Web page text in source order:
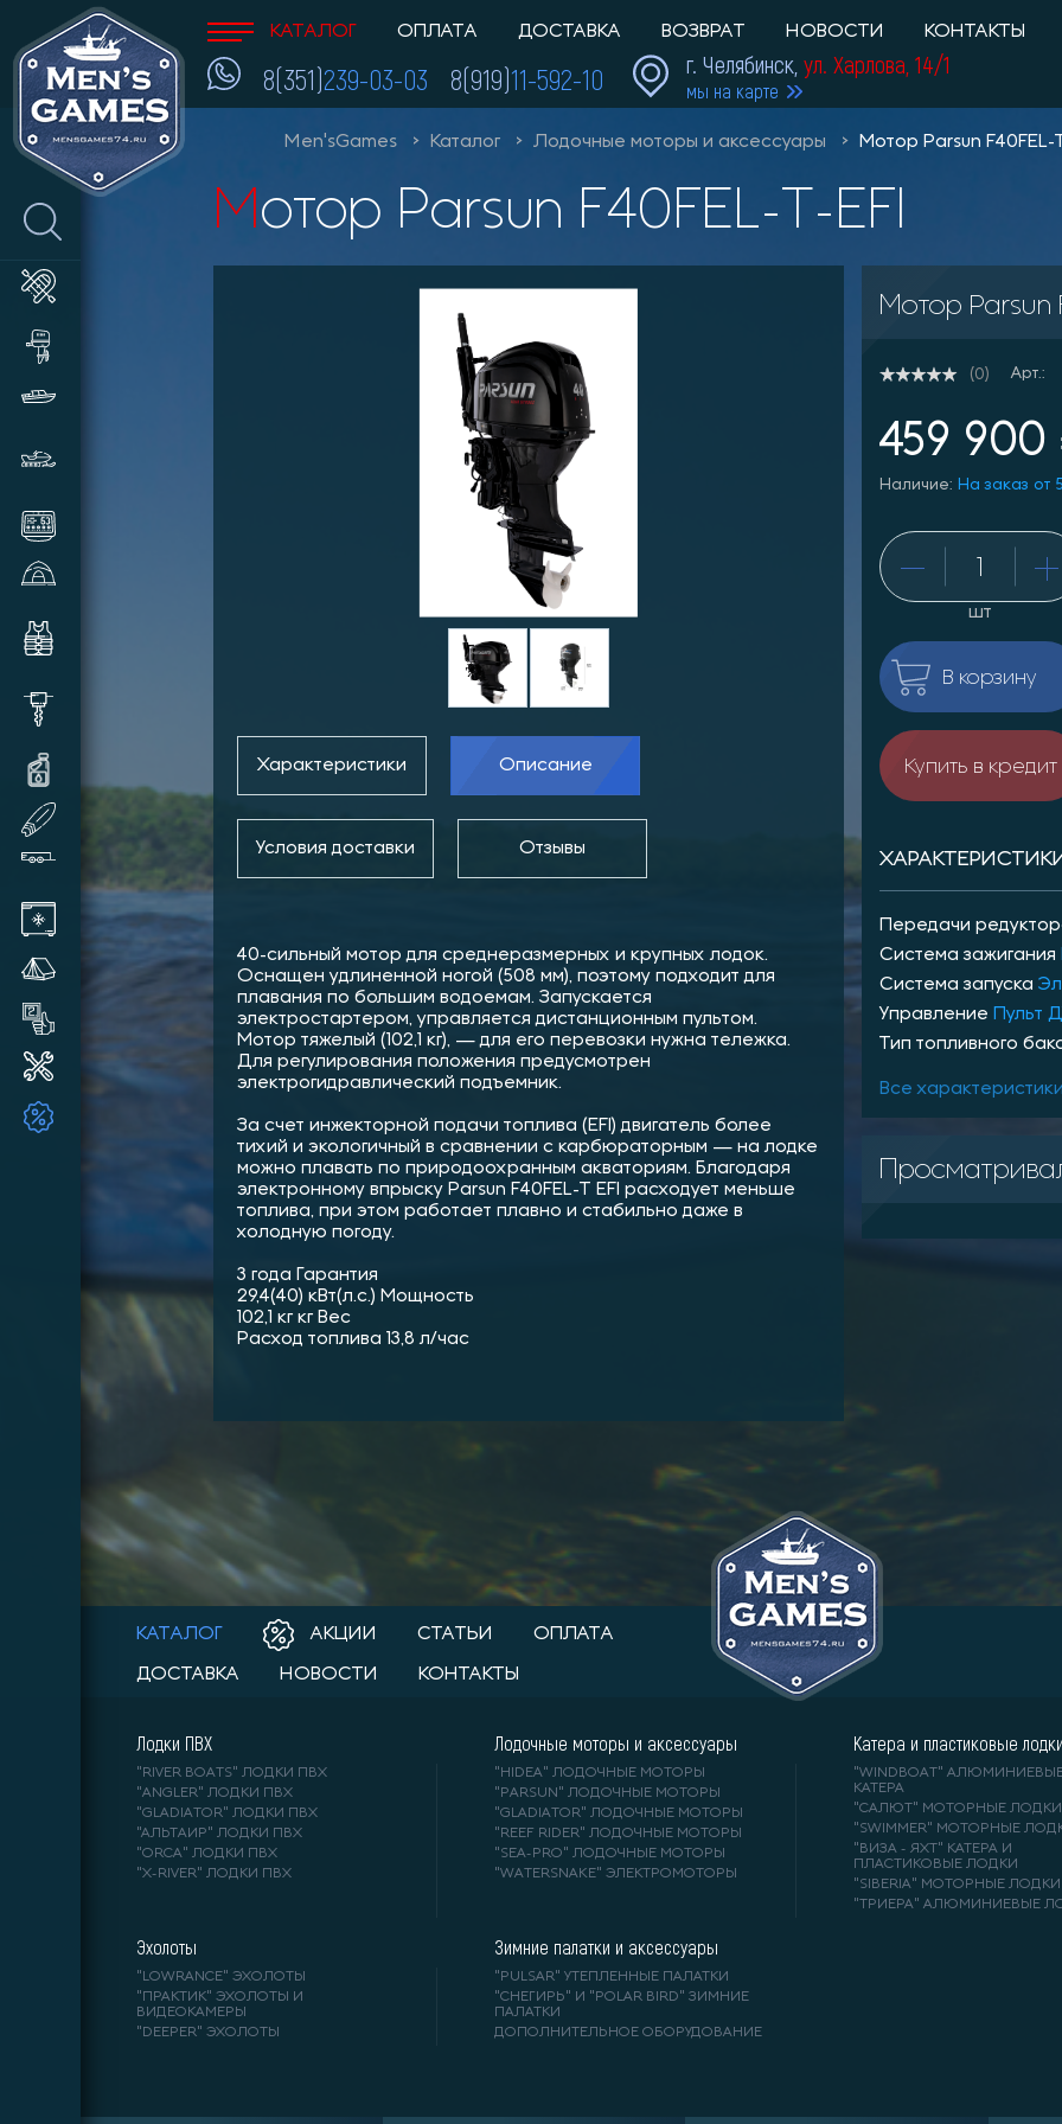
КАТАЛОГ ОПЛАТА ДОСТАВКА ВОЗВРАТ НОВОСТИ КОНТАКТЫ
8(351)239-03-03 8(919)11-592-10 г. Челябинск, ул. Харлова, 14/1
мы на карте
Men'sGames Каталог Лодочные моторы и аксессуары Мотор Parsun F40FEL-
Мотор Parsun F40FEL-T-EFI
Характеристики Описание
Условия доставки Отзывы
40-сильный мотор для среднеразмерных и крупных лодок.
Оснащен удлиненной ногой (508 мм), поэтому подходит для
плавания по большим водоемам. Запускается
электростартером, управляется дистанционным пультом.
Мотор тяжелый (102,1 кг), — для его перевозки нужна тележка.
Для регулирования положения предусмотрен
электрогидравлический подъемник.
За счет инжекторной подачи топлива (EFI) двигатель более
тихий и экологичный в сравнении с карбюраторным — на лодке
можно плавать по природоохранным акваториям. Благодаря
электронному впрыску Parsun F40FEL-T EFI расходует меньше
топлива, при этом работает плавно и стабильно даже в
холодную погоду.
3 года Гарантия
29,4(40) кВт(л.с.) Мощность
102,1 кг кг Вес
Расход топлива 13,8 л/час
Мотор Parsun
(0) Арт.:
459 900
Наличие: На заказ от
шт
В корзину
Купить в кредит
Передачи
Система зажигания
Система запуска
Управление
Пульт
Тип топливного
Все
КАТАЛОГ АКЦИИ СТАТЬИ ОПЛАТА
ДОСТАВКА НОВОСТИ КОНТАКТЫ
Лодки ПВХ
"RIVER BOATS" ЛОДКИ ПВХ
"ANGLER" ЛОДКИ ПВХ
"GLADIATOR" ЛОДКИ ПВХ
"АЛЬТАИР" ЛОДКИ ПВХ
"ORCA" ЛОДКИ ПВХ
"X-RIVER" ЛОДКИ ПВХ
Лодочные моторы и аксессуары
"HIDEA" ЛОДОЧНЫЕ МОТОРЫ
"PARSUN" ЛОДОЧНЫЕ МОТОРЫ
"GLADIATOR" ЛОДОЧНЫЕ МОТОРЫ
"REEF RIDER" ЛОДОЧНЫЕ МОТОРЫ
"SEA-PRO" ЛОДОЧНЫЕ МОТОРЫ
"WATERSNAKE" ЭЛЕКТРОМОТОРЫ
Катера и пластиковые
"WINDBOAT"
КАТЕРА
"САЛЮТ" МОТОРНЫЕ ЛОДКИ
"SWIMMER" МОТОРНЫЕ
"ВИЗА - ЯХТ" КАТЕРА И
ПЛАСТИКОВЫЕ ЛОДКИ
"SIBERIA" МОТОРНЫЕ ЛОДКИ
"ТРИЕРА" АЛЮМИНИЕВЫЕ
Эхолоты
"LOWRANCE" ЭХОЛОТЫ
"ПРАКТИК" ЭХОЛОТЫ И
ВИДЕОКАМЕРЫ
"DEEPER" ЭХОЛОТЫ
Зимние палатки и аксессуары
"PULSAR" УТЕПЛЕННЫЕ ПАЛАТКИ
"СНЕГИРЬ" И "POLAR BIRD" ЗИМНИЕ
ПАЛАТКИ
ДОПОЛНИТЕЛЬНОЕ ОБОРУДОВАНИЕ
Масла и смазки для техники
SUP доски надувные
Прицепы лодочные
Автохолодильники
Летние палатки
Товары бывшие в употреблении
Ремонт и ТО ПЛМ